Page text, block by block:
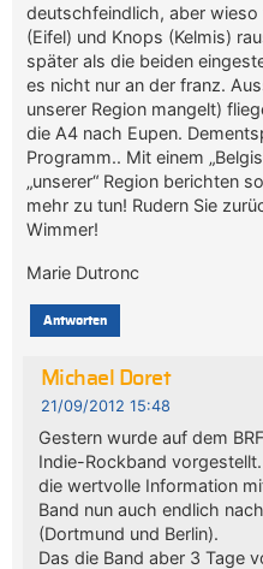
deutschfeindlich, aber
(Eifel) und Knops (Kelmis)
später als die beiden
es nicht nur an der franz.
unserer Region mangelt)
die A4 nach Eupen.
Programm.. Mit einem
„unserer“ Region berichten
mehr zu tun! Rudern Sie
Wimmer!
Marie Dutronc
Antworten
Michael Doret
21/09/2012 15:48
Gestern wurde auf dem
Indie-Rockband
die wertvolle Information
Band nun auch endlich
(Dortmund und Berlin).
Das die Band aber 3 Tage